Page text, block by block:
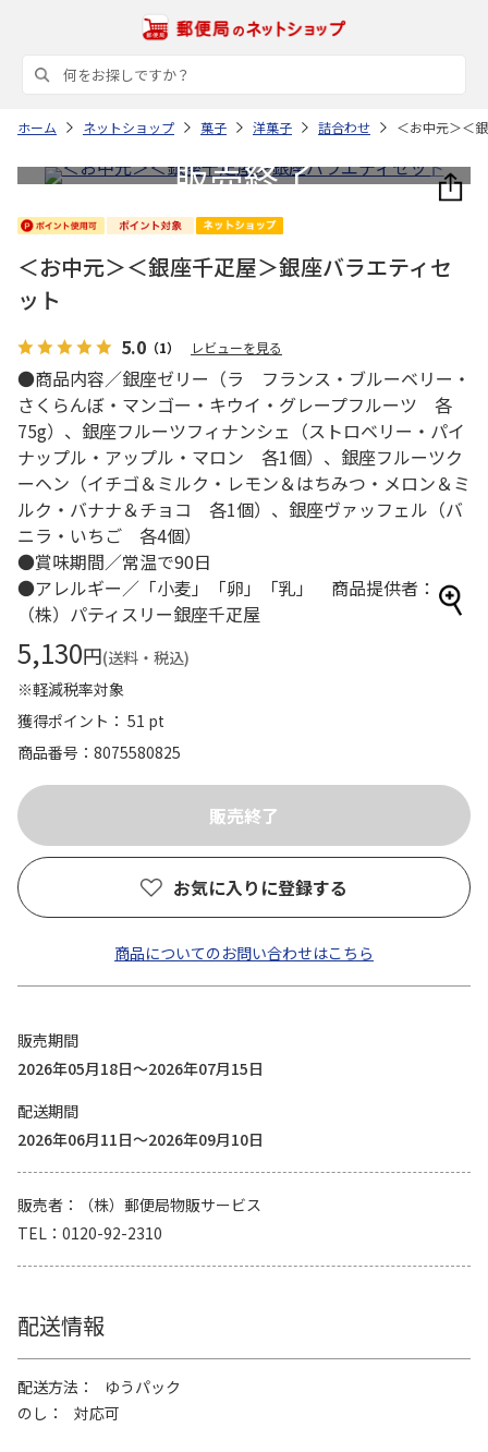
ホーム ネットショップ 菓子 洋菓子 詰合わせ ＜お中元＞＜
＜お中元＞＜銀座千疋屋＞銀座バラエティセ
ット
5.0 （1） レビューを見る
●商品内容／銀座ゼリー（ラ フランス・ブルーベリー・
さくらんぼ・マンゴー・キウイ・グレープフルーツ 各
75g）、銀座フルーツフィナンシェ（ストロベリー・パイ
ナップル・アップル・マロン 各1個）、銀座フルーツク
ーヘン（イチゴ＆ミルク・レモン＆はちみつ・メロン＆ミ
ルク・バナナ＆チョコ 各1個）、銀座ヴァッフェル（バ
ニラ・いちご 各4個）
●賞味期間／常温で90日
●アレルギー／「小麦」「卵」「乳」 商品提供者：
（株）パティスリー銀座千疋屋
5,130円(送料・税込)
※軽減税率対象
獲得ポイント： 51 pt
商品番号
8075580825
お気に入りに登録する
商品についてのお問い合わせはこちら
販売期間
2026年05月18日～2026年07月15日
配送期間
2026年06月11日～2026年09月10日
販売者
（株）郵便局物販サービス
TEL
0120-92-2310
配送情報
配送方法
ゆうパック
のし
対応可